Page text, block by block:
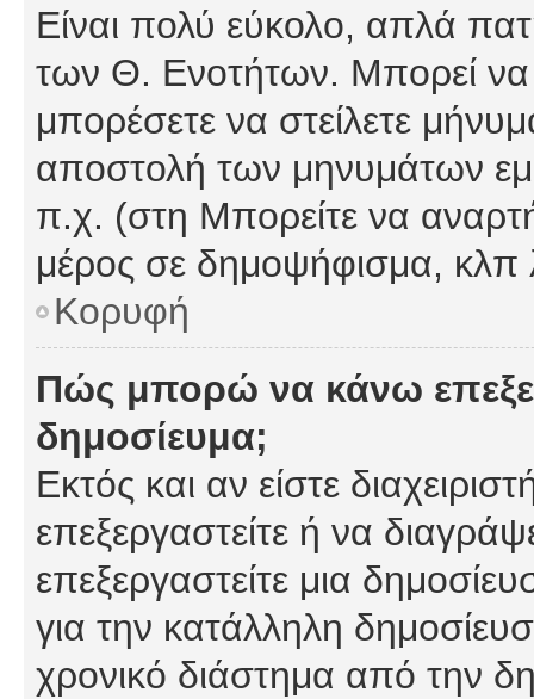
Είναι πολύ εύκολο, απλά
των Θ. Ενοτήτων. Μπορεί να
μπορέσετε να στείλετε
αποστολή των μηνυμάτων
π.χ. (στη Μπορείτε να
μέρος σε δημοψήφισμα, κλπ
Κορυφή
Πώς μπορώ να κάνω
δημοσίευμα;
Εκτός και αν είστε
επεξεργαστείτε ή να
επεξεργαστείτε μια
για την κατάλληλη
χρονικό διάστημα από την